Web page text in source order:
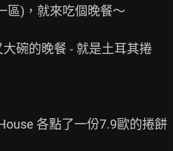
區)，就來吃個晚餐～
碗的晚餐 ‐ 就是土耳其捲
各點了一份7.9歐的捲餅